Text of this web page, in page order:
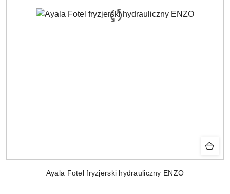
Ayala Fotel fryzjerski hydrauliczny ENZO